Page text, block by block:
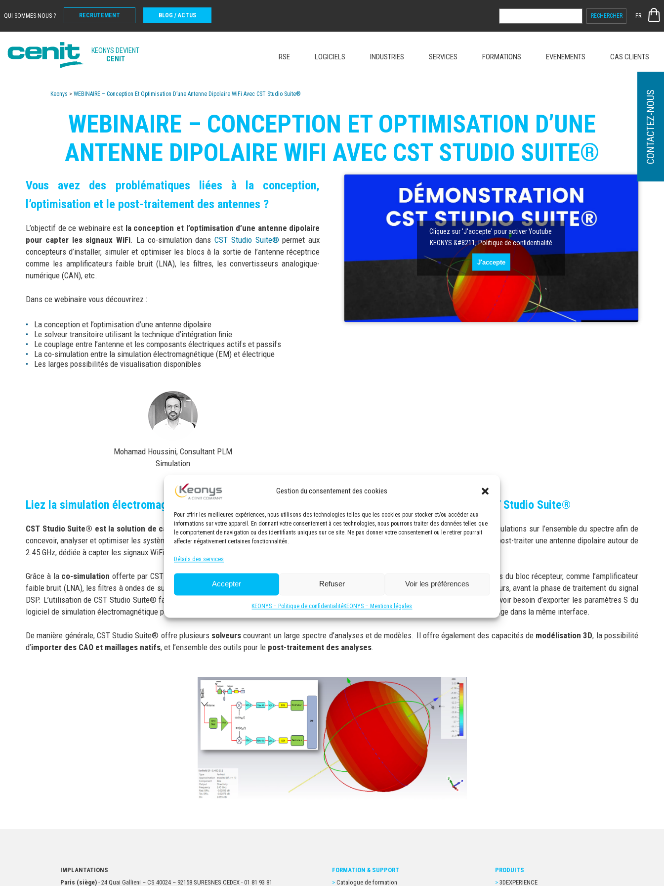
Gestion du consentement des cookies
Pour offrir les meilleures expériences, nous utilisons des technologies telles que les cookies pour stocker et/ou accéder aux
informations sur votre appareil. En donnant votre consentement à ces technologies, nous pourrons traiter des données telles que
le comportement de navigation ou des identifiants uniques sur ce site. Ne pas donner votre consentement ou le retirer pourrait
affecter négativement certaines fonctionnalités.
Détails des services
Accepter Refuser Voir les préfèrences
KEONYS – Politique de confidentialitéKEONYS – Mentions légales
QUI SOMMES-NOUS ? RECRUTEMENT BLOG / ACTUS
RECHERCHER :
FR
KEONYS DEVIENT
CENIT
RSE LOGICIELS INDUSTRIES SERVICES FORMATIONS EVENEMENTS CAS CLIENTS
CONTACTEZ-NOUS
Keonys > WEBINAIRE – Conception Et Optimisation D’une Antenne Dipolaire WiFi Avec CST Studio Suite®
WEBINAIRE – CONCEPTION ET OPTIMISATION D’UNE
ANTENNE DIPOLAIRE WIFI AVEC CST STUDIO SUITE®
Vous avez des problématiques liées à la conception,
l’optimisation et le post-traitement des antennes ?
L’objectif de ce webinaire est la conception et l’optimisation d’une antenne dipolaire
pour capter les signaux WiFi. La co-simulation dansCST Studio Suite®permet aux
concepteurs d’installer, simuler et optimiser les blocs à la sortie de l’antenne réceptrice
comme les amplificateurs faible bruit (LNA), les filtres, les convertisseurs analogique-
numérique (CAN), etc.
Dans ce webinaire vous découvrirez :
La conception et l’optimisation d’une antenne dipolaire
Le solveur transitoire utilisant la technique d’intégration finie
Le couplage entre l’antenne et les composants électriques actifs et passifs
La co-simulation entre la simulation électromagnétique (EM) et électrique
Les larges possibilités de visualisation disponibles
Mohamad Houssini, Consultant PLM
Simulation
Cliquez sur 'J'accepte' pour activer Youtube
KEONYS &#8211; Politique de confidentialité
J'accepte
Liez la simulation électromagnétique et la simulation électrique dans la partie schématique de CST Studio Suite®
CST Studio Suite® est la solution de calculs électromagnétiques de Dassault Systèmes. Cette solution vous permet de résoudre des simulations sur l’ensemble du spectre afin de
concevoir, analyser et optimiser les systèmes électromagnétiques. Ce webinaire vous présente la démarche faite afin de concevoir, optimiser et post-traiter une antenne dipolaire autour de
2.45 GHz, dédiée à capter les signaux WiFi.
Grâce à la co-simulation offerte par CST Studio Suite®, la sortie de l’antenne réceptrice peut être liée directement avec les divers composants du bloc récepteur, comme l’amplificateur
faible bruit (LNA), les filtres à ondes de surface (SAW) et anti-repliement (ADC), les convertisseurs analogique-numérique (CAN) et les décimateurs, avant la phase de traitement du signal
DSP. L’utilisation de CST Studio Suite® facilite énormément
grâce à la co-simulation intégrée, sans avoir besoin d’exporter les paramètres S du
logiciel de simulation électromagnétique puis de les importer dans un autre logiciel électronique. CST Studio Suite® permet de réaliser ce couplage dans la même interface.
De manière générale, CST Studio Suite® offre plusieurs solveurs couvrant un large spectre d’analyses et de modèles. Il offre également des capacités de modélisation 3D, la possibilité
d’importer des CAO et maillages natifs, et l’ensemble des outils pour le post-traitement des analyses.
IMPLANTATIONS
Paris (siège) - 24 Quai Gallieni – CS 40024 – 92158 SURESNES CEDEX - 01 81 93 81
FORMATION & SUPPORT
Catalogue de formation
PRODUITS
3DEXPERIENCE